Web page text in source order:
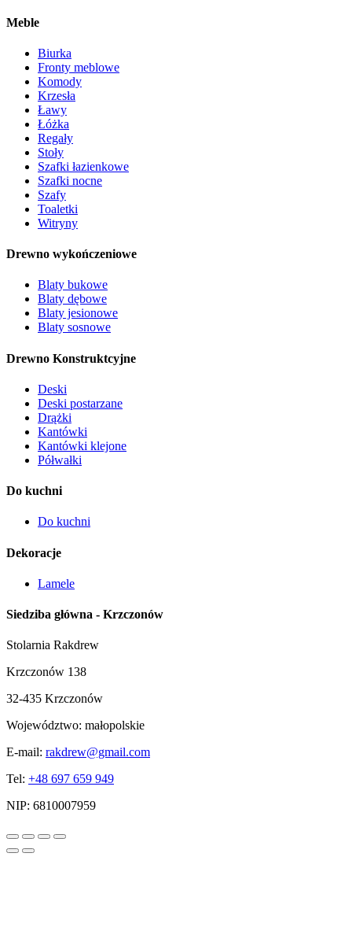
Meble
Biurka
Fronty meblowe
Komody
Krzesła
Ławy
Łóżka
Regały
Stoły
Szafki łazienkowe
Szafki nocne
Szafy
Toaletki
Witryny
Drewno wykończeniowe
Blaty bukowe
Blaty dębowe
Blaty jesionowe
Blaty sosnowe
Drewno Konstruktcyjne
Deski
Deski postarzane
Drążki
Kantówki
Kantówki klejone
Półwałki
Do kuchni
Do kuchni
Dekoracje
Lamele
Siedziba główna - Krzczonów
Stolarnia Rakdrew
Krzczonów 138
32-435 Krzczonów
Województwo: małopolskie
E-mail: rakdrew@gmail.com
Tel: +48 697 659 949
NIP: 6810007959